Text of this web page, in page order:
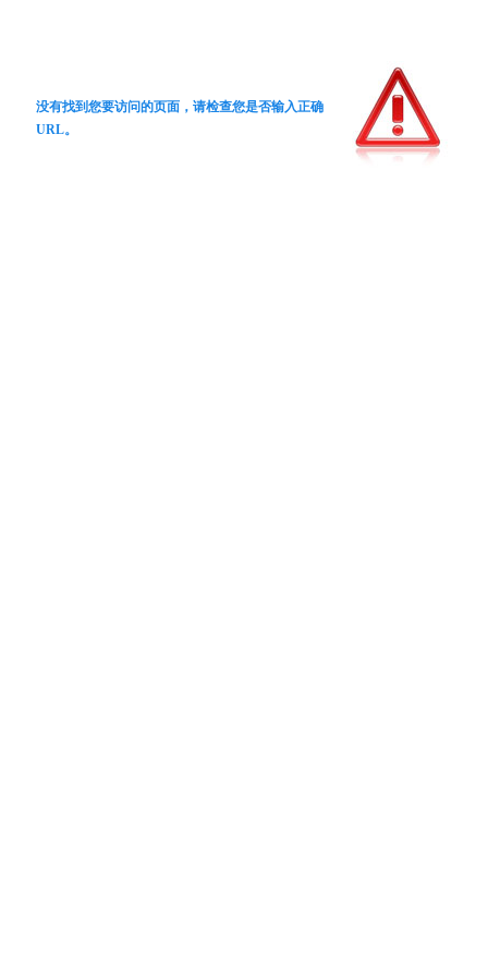
没有找到您要访问的页面，请检查您是否输入正确
URL。